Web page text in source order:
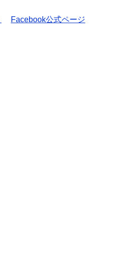
Facebook公式ページ